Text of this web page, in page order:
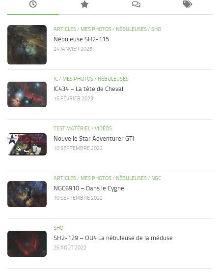
ARTICLES/ MES PHOTOS/ NÉBULEUSES/ SHO
Nébuleuse SH2-115
24 JANVIER 2025
IC/ MES PHOTOS/ NÉBULEUSES
IC434 – La tête de Cheval
16 FÉVRIER 2023
TEST MATÉRIEL/ VIDÉOS
Nouvelle Star Adventurer GTI
10 SEPTEMBRE 2022
ARTICLES/ MES PHOTOS/ NÉBULEUSES/ NGC
NGC6910 – Dans le Cygne
10 SEPTEMBRE 2022
SHO
SH2-129 – OU4 La nébuleuse de la méduse
26 AOÛT 2022